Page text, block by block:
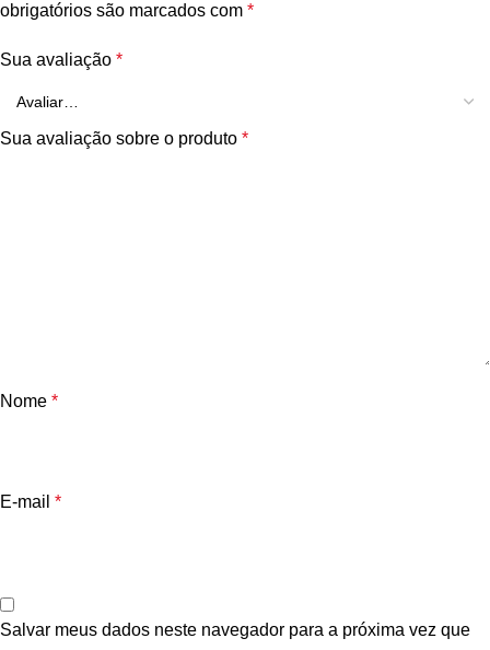
obrigatórios são marcados com *
Sua avaliação *
Sua avaliação sobre o produto *
Nome *
E-mail *
Salvar meus dados neste navegador para a próxima vez que